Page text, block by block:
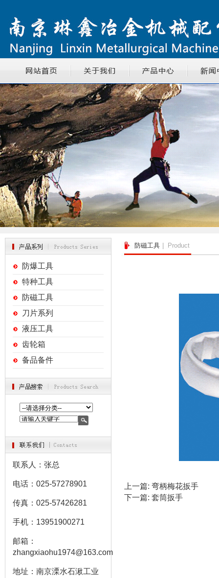
防爆工具
特种工具
防磁工具
刀片系列
液压工具
齿轮箱
备品备件
联系人：张总
电话：025-57278901
传真：025-57426281
手机：13951900271
邮箱：
zhangxiaohu1974@163.com
地址：南京溧水石湫工业
防磁工具 | Product
上一篇: 弯柄梅花扳手
下一篇: 套筒扳手